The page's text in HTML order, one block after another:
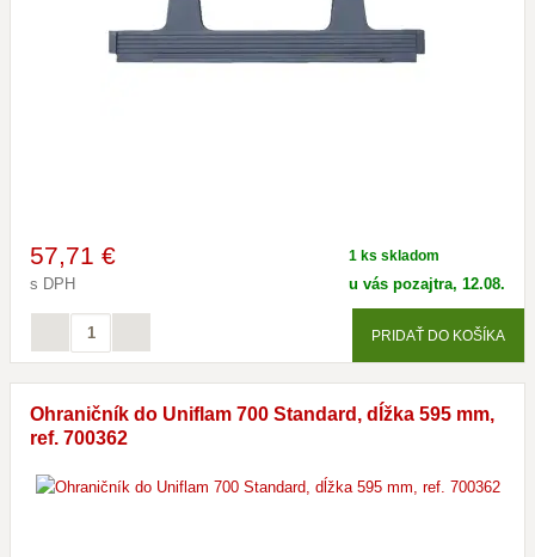
57,71 €
s DPH
1 ks skladom
u vás pozajtra, 12.08.
PRIDAŤ DO KOŠÍKA
Ohraničník do Uniflam 700 Standard, dĺžka 595 mm,
ref. 700362